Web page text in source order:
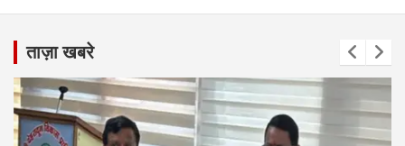
ताज़ा खबरे